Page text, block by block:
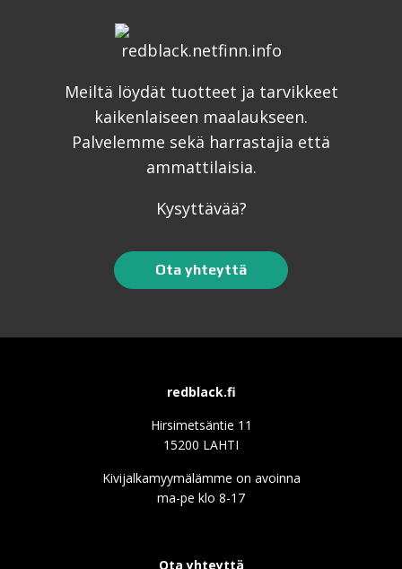
Meiltä löydät tuotteet ja tarvikkeet
kaikenlaiseen maalaukseen.
Palvelemme sekä harrastajia että
ammattilaisia.
Kysyttävää?
Ota yhteyttä
redblack.fi
Hirsimetsäntie 11
15200 LAHTI
Kivijalkamyymälämme on avoinna
ma-pe klo 8-17
Ota yhteyttä